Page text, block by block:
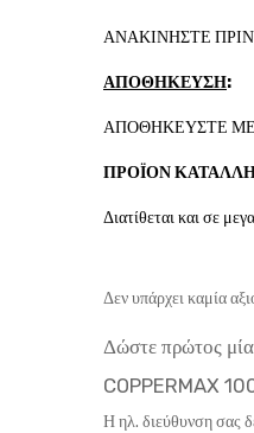
ΑΝΑΚΙΝΗΣΤΕ
ΑΠΟΘΗΚΕΥΣΗ:
ΑΠΟΘΗΚΕΥΣΤΕ
ΠΡΟΪΟΝ
Διατίθεται και σε
Δεν υπάρχει καμία
Δώστε πρώτος
COPPERMAX
Η ηλ. διεύθυνση σας